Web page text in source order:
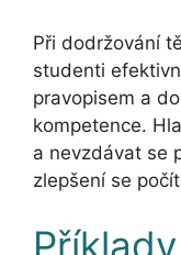
Při dodržování
studenti
pravopisem a
kompetence.
a nevzdávat se
zlepšení se